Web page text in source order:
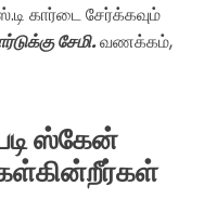
கார்டை சேர்க்கவும்
சேமி.வணக்கம்,
ஸ்கேன்